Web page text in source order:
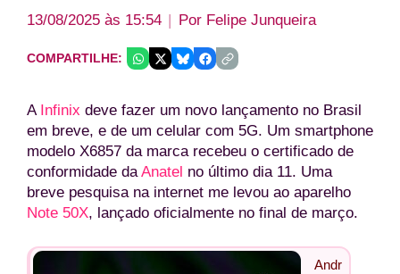
13/08/2025 às 15:54 Por Felipe Junqueira
COMPARTILHE:
A Infinix deve fazer um novo lançamento no Brasil
em breve, e de um celular com 5G. Um smartphone
modelo X6857 da marca recebeu o certificado de
conformidade daAnatel no último dia 11. Uma
breve pesquisa na internet me levou ao aparelho
Note 50X, lançado oficialmente no final de março.
Andr